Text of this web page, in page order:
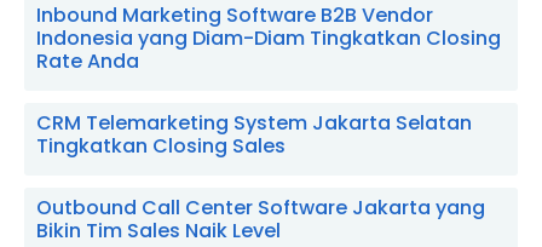
Inbound Marketing Software B2B Vendor
Indonesia yang Diam-Diam Tingkatkan Closing
Rate Anda
CRM Telemarketing System Jakarta Selatan
Tingkatkan Closing Sales
Outbound Call Center Software Jakarta yang
Bikin Tim Sales Naik Level